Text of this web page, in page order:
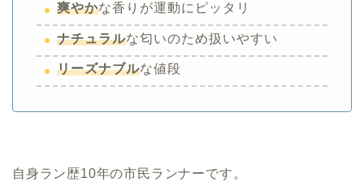
爽やかな香りが運動にピッタリ
ナチュラルな匂いのため扱いやすい
リーズナブルな値段
自身ラン歴10年の市民ランナーです。